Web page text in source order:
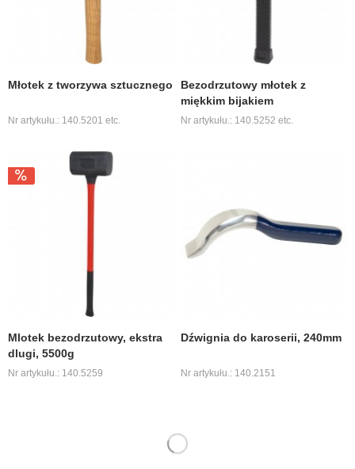
Młotek z tworzywa sztucznego
Nr artykułu.: 140.5201 etc.
Bezodrzutowy młotek z
miękkim bijakiem
Nr artykułu.: 140.5252 etc.
Mlotek bezodrzutowy, ekstra
dlugi, 5500g
Nr artykułu.: 140.5259
Dźwignia do karoserii, 240mm
Nr artykułu.: 140.2151